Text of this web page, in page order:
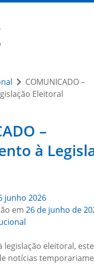
COMUNICADO –
Eleitoral
–
à
junho 2026
em 26 de junho de
legislação eleitoral,
notícias